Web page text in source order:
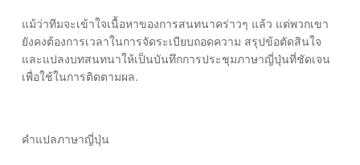
แม้ว่าทีมจะเข้าใจเนื้อหาของการสนทนาคร่าวๆ แล้ว แต่พวกเขา
ยังคงต้องการเวลาในการจัดระเบียบถอดความ สรุปข้อตัดสินใจ
และแปลงบทสนทนาให้เป็นบันทึกการประชุมภาษาญี่ปุ่นที่ชัดเจน
เพื่อใช้ในการติดตามผล.
คำแปลภาษาญี่ปุ่น